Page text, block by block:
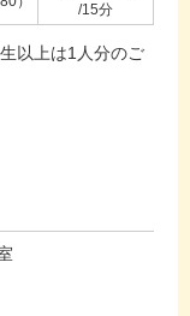
/15分
以上は1人分のご